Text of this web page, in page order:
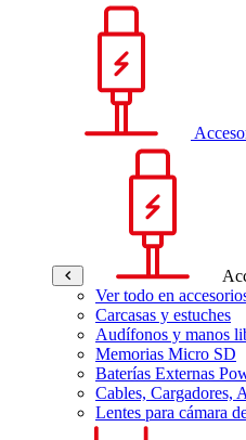
Ver todo en
Carcasas y estuches
Audífonos y manos
Memorias Micro SD
Baterías Externas
Cables, Cargadores,
Lentes para cámara